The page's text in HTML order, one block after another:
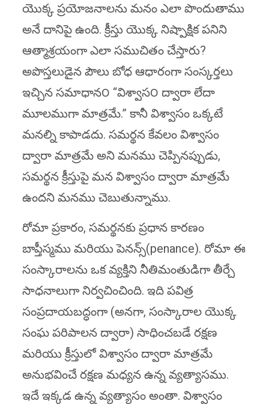
యొక్క ప్రయోజనాలను మనం ఎలా పొందుతాము
అనే దానిపై ఉంది. క్రీస్తు యొక్క నిష్పాక్షిక పనిని
ఆత్మాశ్రయంగా ఎలా సముచితం చేస్తారు?
అపొస్తలుడైన పౌలు బోధ ఆధారంగా సంస్కర్తలు
ఇచ్చిన సమాధాన౦ “విశ్వాస౦ ద్వారా లేదా
మూలముగా మాత్రమే.” కానీ విశ్వాసం ఒక్కటే
మనల్ని కాపాడదు. సమర్థన కేవలం విశ్వాసం
ద్వారా మాత్రమే అని మనము చెప్పినప్పుడు,
సమర్థన క్రీస్తుపై మన విశ్వాసం ద్వారా మాత్రమే
ఉందని మనము చెబుతున్నాము.
రోమా ప్రకారం, సమర్థనకు ప్రధాన కారణం
బాప్తీస్మము మరియు పెనన్స్(penance). రోమా ఈ
సంస్కారాలను ఒక వ్యక్తిని నీతిమంతుడిగా తీర్చే
సాధనాలుగా నిర్వచించింది. ఇది పవిత్ర
సంప్రదాయబద్ధంగా (అనగా, సంస్కారాల యొక్క
సంఘ పరిపాలన ద్వారా) సాధించబడే రక్షణ
మరియు క్రీస్తులో విశ్వాసం ద్వారా మాత్రమే
అనుభవించే రక్షణ మధ్యన ఉన్న వ్యత్యాసము.
ఇదే ఇక్కడ ఉన్న వ్యత్యాసం అంతా. విశ్వాసం